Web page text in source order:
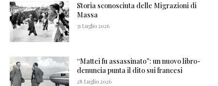
Storia sconosciuta delle Migrazioni di
Massa
31 Luglio 2026
“Mattei fu assassinato”: un nuovo libro-
denuncia punta il dito sui francesi
28 Luglio 2026